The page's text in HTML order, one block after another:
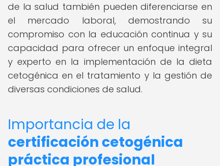
de la salud también pueden diferenciarse en
el mercado laboral, demostrando su
compromiso con la educación continua y su
capacidad para ofrecer un enfoque integral
y experto en la implementación de la dieta
cetogénica en el tratamiento y la gestión de
diversas condiciones de salud.
Importancia de la
certificación cetogénica
práctica profesional